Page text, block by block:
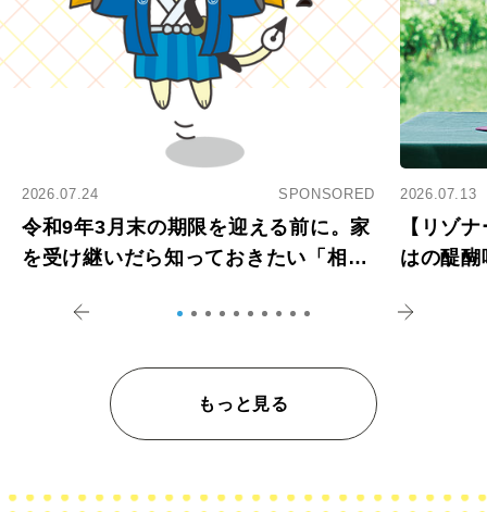
2026.07.24 SPONSORED
令和9年3月末の期限を迎える前に。家
を受け継いだら知っておきたい「相続
2026.07.13
【リゾ
はの醍
もっと見る